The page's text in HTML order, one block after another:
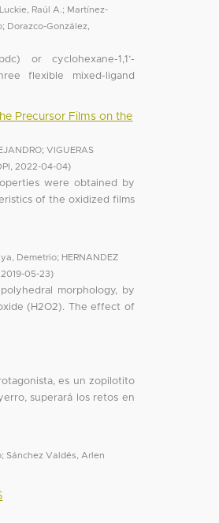
Raúl A. ; Martínez-
; Dorazco-González,
or cyclohexane-1,1’-
flexible mixed-ligand
Precursor Films on the
;VIGUERAS
2022-04-04)
were obtained by
of the oxidized films
Demetrio; HERNANDEZ
2019-05-23)
morphology, by
(H2O2). The effect of
es un zopilotito
superará los retos en
;Sánchez Valdés, Arlen